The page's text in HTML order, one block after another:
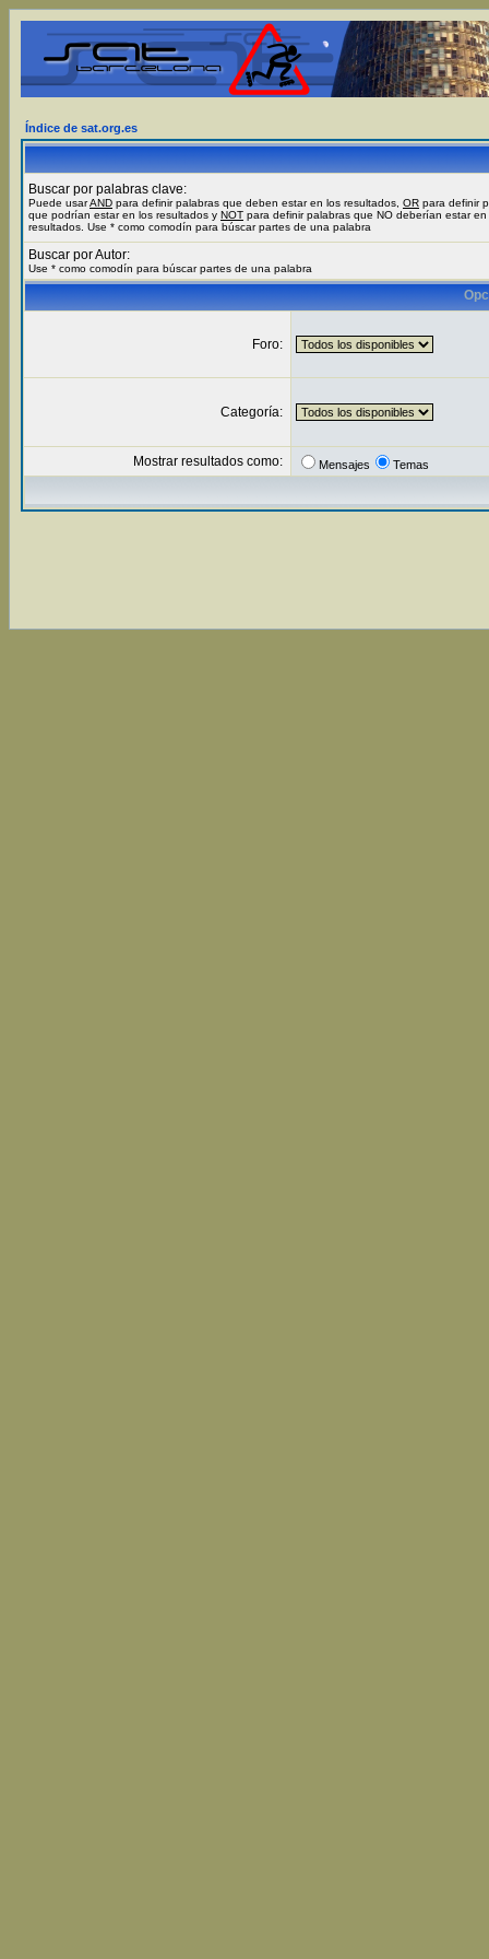
Índice de sat.org.es
Buscar por palabras clave:
Puede usarAND para definir palabras que deben estar en los resultados, OR para definir
que podrían estar en los resultados y NOT para definir palabras que NO deberían estar en
resultados. Use * como comodín para búscar partes de una palabra
Buscar por Autor:
Use * como comodín para búscar partes de una palabra
Foro:
Categoría:
Mostrar resultados como: Mensajes Temas